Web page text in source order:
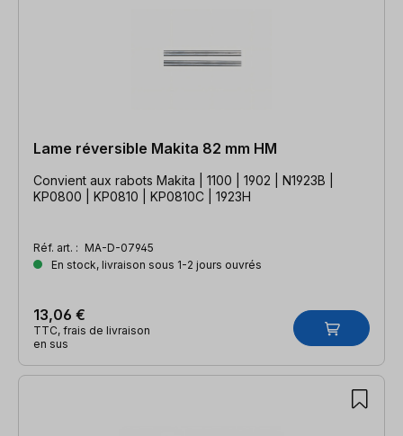
Lame réversible Makita 82 mm HM
Convient aux rabots Makita | 1100 | 1902 | N1923B |
KP0800 | KP0810 | KP0810C | 1923H
Réf. art. : MA-D-07945
En stock, livraison sous 1-2 jours ouvrés
13,06 €
TTC, frais de livraison
en sus